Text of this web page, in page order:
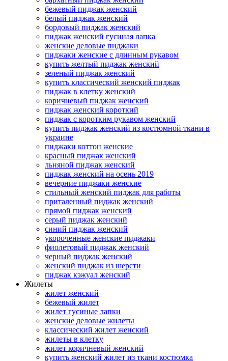
бежевый пиджак женский
белый пиджак женский
бордовый пиджак женский
пиджак женский гусиная лапка
женские деловые пиджаки
пиджаки женские с длинным рукавом
купить желтый пиджак женский
зеленый пиджак женский
купить классический женский пиджак
пиджак в клетку женский
коричневый пиджак женский
пиджак женский короткий
пиджак с коротким рукавом женский
купить пиджак женский из костюмной ткани в
украине
пиджаки коттон женские
красный пиджак женский
льняной пиджак женский
пиджак женский на осень 2019
вечерние пиджаки женские
стильный женский пиджак для работы
приталенный пиджак женский
прямой пиджак женский
серый пиджак женский
синий пиджак женский
укороченные женские пиджаки
фиолетовый пиджак женский
черный пиджак женский
женский пиджак из шерсти
пиджак кэжуал женский
Жилеты
жилет женский
бежевый жилет
жилет гусиные лапки
женские деловые жилеты
классический жилет женский
жилеты в клетку
жилет коричневый женский
купить женский жилет из ткани костюмка